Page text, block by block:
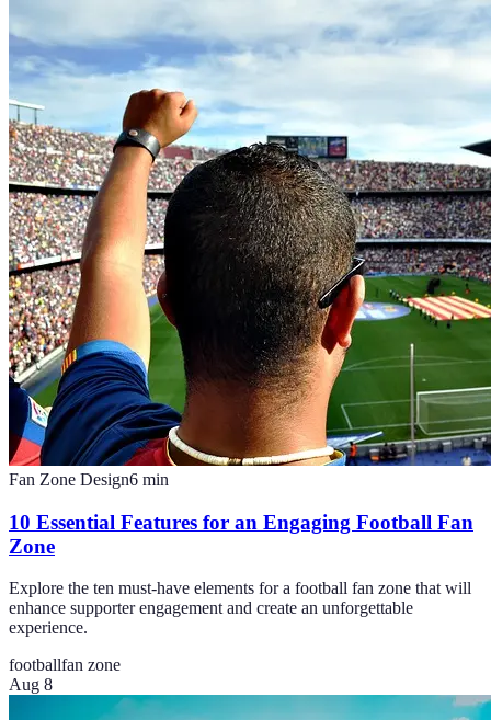
Fan Zone Design6 min
10 Essential Features for an Engaging Football Fan
Zone
Explore the ten must-have elements for a football fan zone that will
enhance supporter engagement and create an unforgettable
experience.
footballfan zone
Aug 8